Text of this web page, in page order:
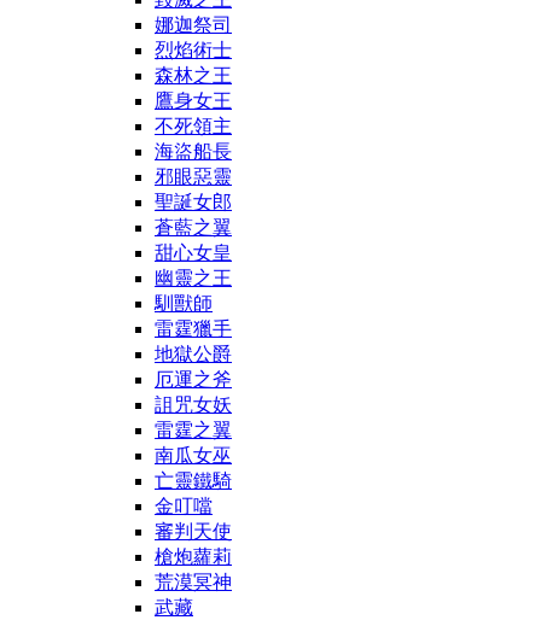
娜迦祭司
烈焰術士
森林之王
鷹身女王
不死領主
海盜船長
邪眼惡靈
聖誕女郎
蒼藍之翼
甜心女皇
幽靈之王
馴獸師
雷霆獵手
地獄公爵
厄運之斧
詛咒女妖
雷霆之翼
南瓜女巫
亡靈鐵騎
金叮噹
審判天使
槍炮蘿莉
荒漠冥神
武藏